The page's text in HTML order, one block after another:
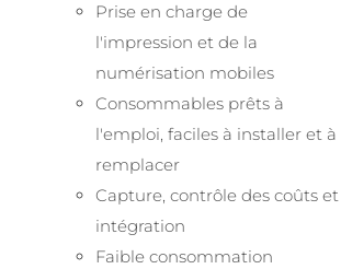
Prise en charge de
l'impression et de la
numérisation mobiles
Consommables prêts à
l'emploi, faciles à installer et à
remplacer
Capture, contrôle des coûts et
intégration
Faible consommation